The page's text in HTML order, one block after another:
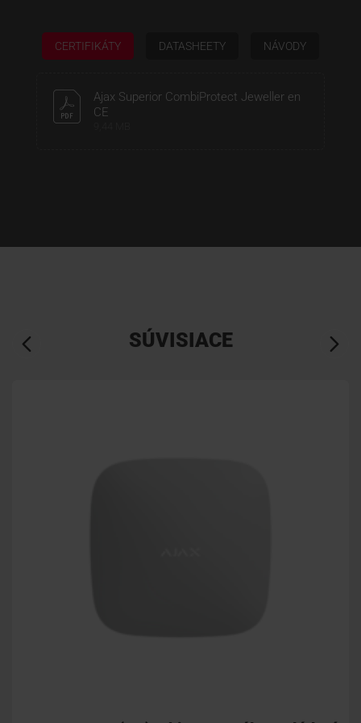
CERTIFIKÁTY DATASHEETY NÁVODY
Ajax Superior CombiProtect Jeweller en
CE
SÚVISIACE